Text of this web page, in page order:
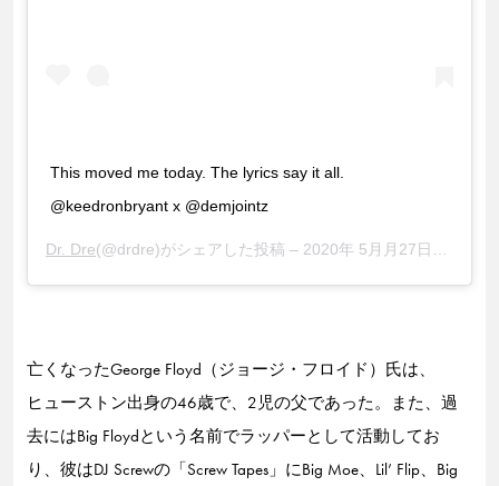
This moved me today. The lyrics say it all.
@keedronbryant x @demjointz
Dr. Dre(@drdre)がシェアした投稿 – 2020年 5月月27日午後1時30分PDT
亡くなったGeorge Floyd（ジョージ・フロイド）氏は、
ヒューストン出身の46歳で、2児の父であった。また、過
去にはBig Floydという名前でラッパーとして活動してお
り、彼はDJ Screwの「Screw Tapes」にBig Moe、Lil’ Flip、Big